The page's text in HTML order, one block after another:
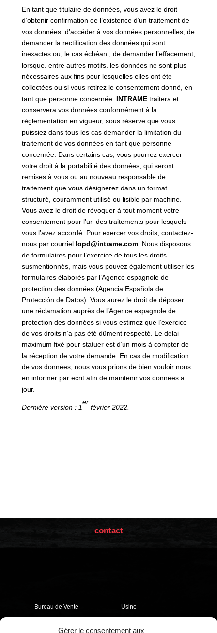
Gérer le consentement aux
En tant que titulaire de données, vous avez le droit
d’obtenir confirmation de l’existence d’un traitement de
vos données, d’accéder à vos données personnelles, de
demander la rectification des données qui sont
inexactes ou, le cas échéant, de demander l’effacement,
lorsque, entre autres motifs, les données ne sont plus
nécessaires aux fins pour lesquelles elles ont été
collectées ou si vous retirez le consentement donné, en
tant que personne concernée. INTRAME traitera et
conservera vos données conformément à la
réglementation en vigueur, sous réserve que vous
puissiez dans tous les cas demander la limitation du
traitement de vos données en tant que personne
concernée. Dans certains cas, vous pourrez exercer
votre droit à la portabilité des données, qui seront
remises à vous ou au nouveau responsable de
traitement que vous désignerez dans un format
structuré, couramment utilisé ou lisible par machine.
Vous avez le droit de révoquer à tout moment votre
consentement pour l’un des traitements pour lesquels
vous l’avez accordé. Pour exercer vos droits, contactez-
nous par courriel lopd@intrame.com. Nous disposons
de formulaires pour l’exercice de tous les droits
susmentionnés, mais vous pouvez également utiliser les
formulaires élaborés par l’Agence espagnole de
protection des données (Agencia Española de
Protección de Datos). Vous aurez le droit de déposer
une réclamation auprès de l’Agence espagnole de
protection des données si vous estimez que l’exercice
de vos droits n’a pas été dûment respecté. Le délai
maximum fixé pour statuer est d’un mois à compter de
la réception de votre demande. En cas de modification
de vos données, nous vous prions de bien vouloir nous
en informer par écrit afin de maintenir vos données à
jour.
Dernière version : 1
er
février 2022.
contact
Bureau de Vente Usine